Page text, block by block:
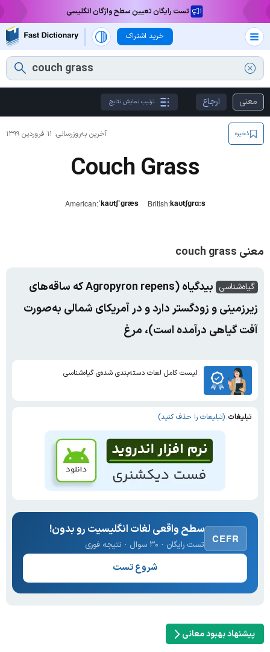
تست رایگان تعیین سطح واژگان انگلیسی
خرید اشتراک
معنی ارجاع ترتیب نمایش نتایج
آخرین به‌روزرسانی: ۱۱ فروردین ۱۳۹۹ ذخیره
Couch Grass
American:ˈkaʊtʃˈɡræs British:kaʊtʃɡrɑːs
معنی couch grass
گیاه‌شناسی
بیدگیاه (Agropyron repens که ساقه‌های
زیرزمینی و زود‌گستر دارد و در آمریکای شمالی به‌صورت
آفت گیاهی درآمده است)، مرغ
لیست کامل لغات دسته‌بندی شده‌ی گیاه‌شناسی
تبلیغات (تبلیغات را حذف کنید)
CEFR
سطح واقعی لغات انگلیسیت رو بدون!
تست رایگان · ۳۰ سوال · نتیجه فوری
شروع تست
پیشنهاد بهبود معانی